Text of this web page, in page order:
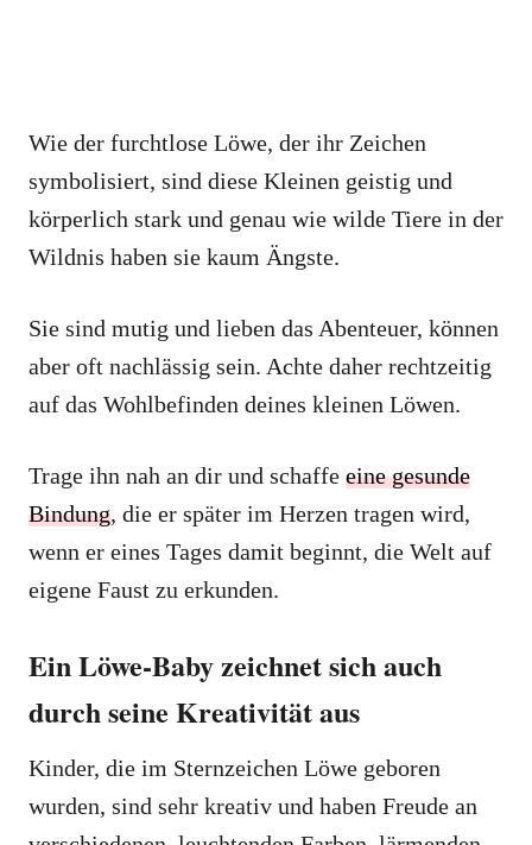
Wie der furchtlose Löwe, der ihr Zeichen
symbolisiert, sind diese Kleinen geistig und
körperlich stark und genau wie wilde Tiere in der
Wildnis haben sie kaum Ängste.
Sie sind mutig und lieben das Abenteuer, können
aber oft nachlässig sein. Achte daher rechtzeitig
auf das Wohlbefinden deines kleinen Löwen.
Trage ihn nah an dir und schaffe eine gesunde
Bindung, die er später im Herzen tragen wird,
wenn er eines Tages damit beginnt, die Welt auf
eigene Faust zu erkunden.
Ein Löwe-Baby zeichnet sich auch
durch seine Kreativität aus
Kinder, die im Sternzeichen Löwe geboren
wurden, sind sehr kreativ und haben Freude an